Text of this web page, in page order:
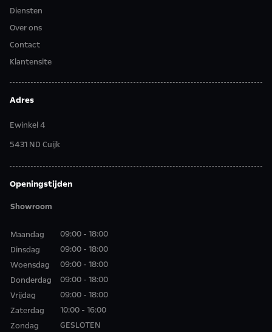
Diensten
Over ons
Contact
Klantensite
Adres
Ewinkel 4
5431 ND Cuijk
Openingstijden
Showroom
Maandag
Dinsdag
Woensdag
Donderdag
Vrijdag
Zaterdag
Zondag
09:00 - 18:00
09:00 - 18:00
09:00 - 18:00
09:00 - 18:00
09:00 - 18:00
10:00 - 16:00
GESLOTEN